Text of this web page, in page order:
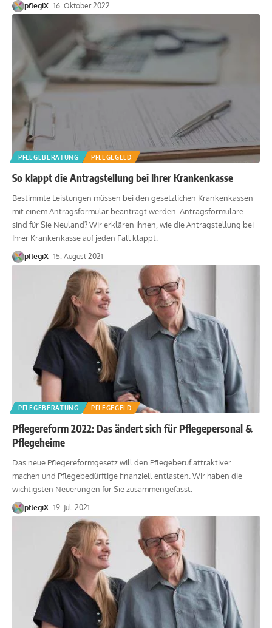
pflegiX 16. Oktober 2022
PFLEGEBERATUNG PFLEGEGELD
So klappt die Antragstellung bei Ihrer Krankenkasse
Bestimmte Leistungen müssen bei den gesetzlichen Krankenkassen
mit einem Antragsformular beantragt werden. Antragsformulare
sind für Sie Neuland? Wir erklären Ihnen, wie die Antragstellung bei
Ihrer Krankenkasse auf jeden Fall klappt.
pflegiX 15. August 2021
PFLEGEBERATUNG PFLEGEGELD
Pflegereform 2022: Das ändert sich für Pflegepersonal &
Pflegeheime
Das neue Pflegereformgesetz will den Pflegeberuf attraktiver
machen und Pflegebedürftige finanziell entlasten. Wir haben die
wichtigsten Neuerungen für Sie zusammengefasst.
pflegiX 19. Juli 2021